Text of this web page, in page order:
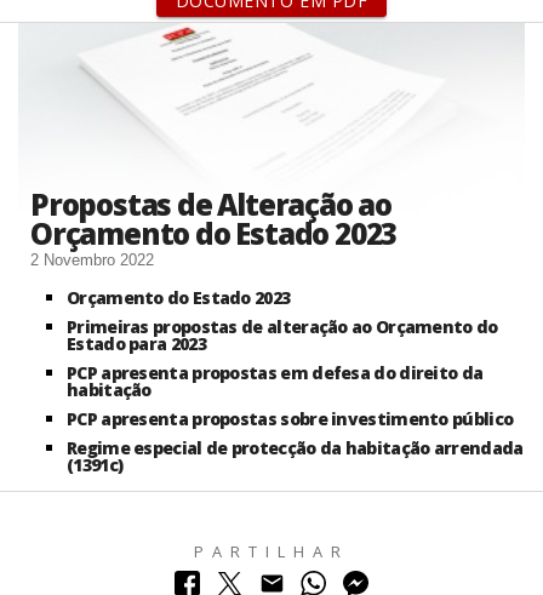
Propostas de Alteração ao
Orçamento do Estado 2023
2 Novembro 2022
Orçamento do Estado 2023
Primeiras propostas de alteração ao Orçamento do
Estado para 2023
PCP apresenta propostas em defesa do direito da
habitação
PCP apresenta propostas sobre investimento público
Regime especial de protecção da habitação arrendada
(1391c)
PARTILHAR